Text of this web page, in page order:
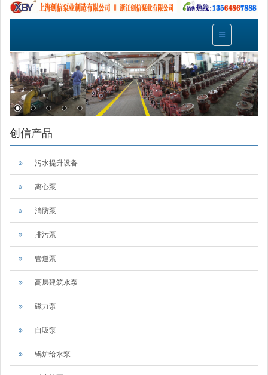
创信产品
污水提升设备
离心泵
消防泵
排污泵
管道泵
高层建筑水泵
磁力泵
自吸泵
锅炉给水泵